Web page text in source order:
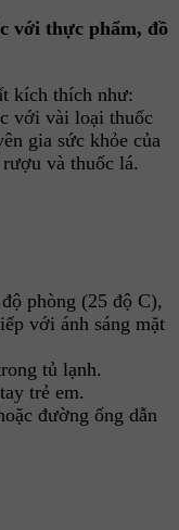
với thực phẩm, đồ
kích thích như:
với vài loại thuốc
gia sức khỏe của
và thuốc lá.
phòng (25 độ C),
với ánh sáng mặt
tủ lạnh.
trẻ em.
đường ống dẫn